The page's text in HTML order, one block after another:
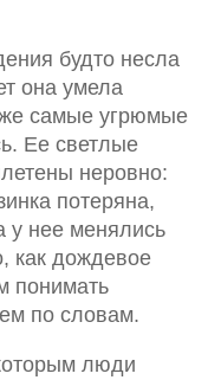
будто несла
она умела
самые угрюмые
Ее светлые
неровно:
потеряна,
у нее менялись
как дождевое
понимать
по словам.
люди